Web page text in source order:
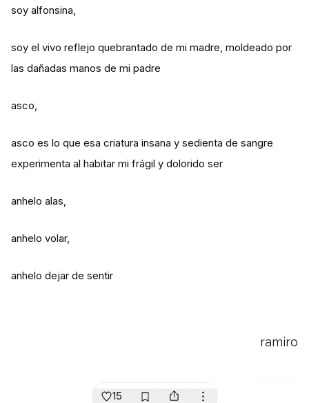
soy alfonsina,
soy el vivo reflejo quebrantado de mi madre, moldeado por
las dañadas manos de mi padre
asco,
asco es lo que esa criatura insana y sedienta de sangre
experimenta al habitar mi frágil y dolorido ser
anhelo alas,
anhelo volar,
anhelo dejar de sentir
ramiro
15